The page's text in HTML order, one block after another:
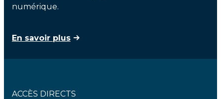
numérique.
En savoir plus
ACCÈS DIRECTS